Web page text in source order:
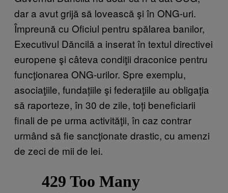
dar a avut grijă să lovească şi în ONG-uri.
Împreună cu Oficiul pentru spălarea banilor,
Executivul Dăncilă a inserat în textul directivei
europene şi câteva condiţii draconice pentru
funcţionarea ONG-urilor. Spre exemplu,
asociaţiile, fundațiile şi federaţiile au obligaţia
să raporteze, în 30 de zile, toți beneficiarii
finali de pe urma activităţii, în caz contrar
urmând să fie sancţionate drastic, cu amenzi
de zeci de mii de lei.